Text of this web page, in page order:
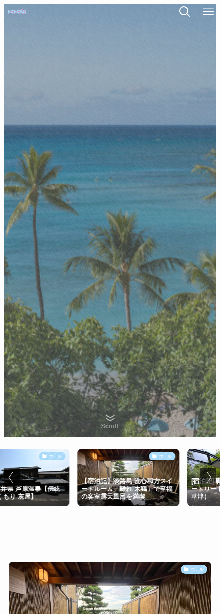
Scroll
ホテル
原温泉【伝統
屋】
ホテル
【宿泊記】淡路島 洗心和方スイ
ートルーム「離れ 木鶏」で至福
の客室露天風呂を満喫
[宿泊記]草津温
ートリート草
草津）
ホテル